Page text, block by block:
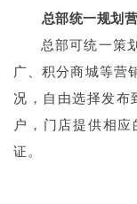
总部统一规划
总部可统一策划
广、积分商城等营
况，自由选择发布
户，门店提供相
证。